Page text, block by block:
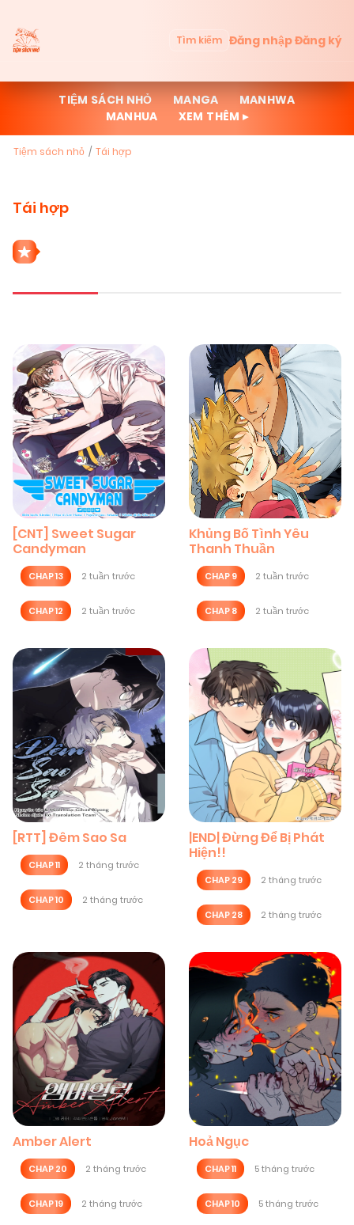
Tìm kiếm Đăng nhậpĐăng ký
TIỆM SÁCH NHỎ MANGA
MANHWA
MANHUA
XEM THÊM ▸
Tiệm sách nhỏ Tái hợp
Tái hợp
[CNT] Sweet Sugar
Candyman
CHAP 13 2 tuần trước
CHAP 12 2 tuần trước
Khủng Bố Tình Yêu
Thanh Thuần
CHAP 9 2 tuần trước
CHAP 8 2 tuần trước
[RTT] Đêm Sao Sa
CHAP 11 2 tháng trước
CHAP 10 2 tháng trước
|END| Đừng Để Bị Phát
Hiện!!
CHAP 29 2 tháng trước
CHAP 28 2 tháng trước
Amber Alert
CHAP 20 2 tháng trước
CHAP 19 2 tháng trước
Hoả Ngục
CHAP 11 5 tháng trước
CHAP 10 5 tháng trước